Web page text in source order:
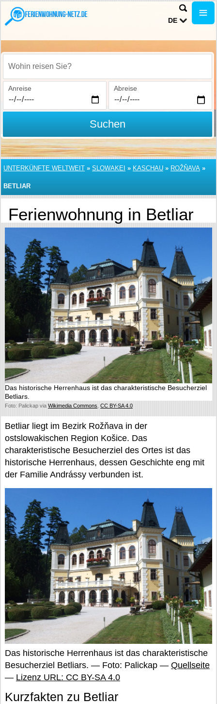
DE
Wohin reisen Sie?
Anreise Abreise
Suchen
UNTERKÜNFTE WELTWEIT » SLOWAKEI » KASCHAU » ROŽŇAVA »
BETLIAR
Ferienwohnung in Betliar
Das historische Herrenhaus ist das charakteristische Besucherziel
Betliars.
Foto: Palickap via Wikimedia Commons CC BY-SA 4.0
Betliar liegt im Bezirk Rožňava in der
ostslowakischen Region Košice. Das
charakteristische Besucherziel des Ortes ist das
historische Herrenhaus, dessen Geschichte eng mit
der Familie Andrássy verbunden ist.
Das historische Herrenhaus ist das charakteristische
Besucherziel Betliars. — Foto: Palickap — Quellseite
— Lizenz URL: CC BY-SA 4.0
Kurzfakten zu Betliar